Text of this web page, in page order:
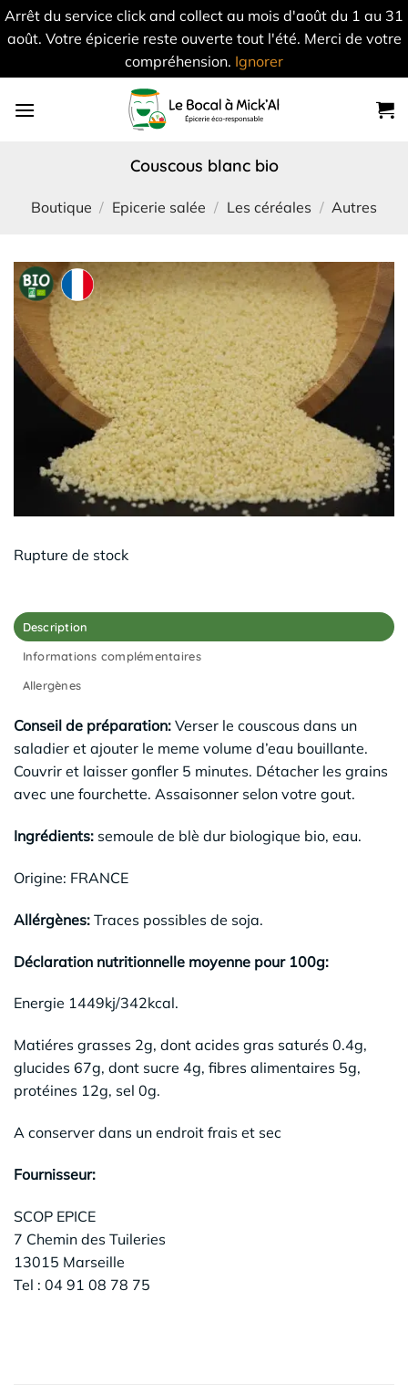
Arrêt du service click and collect au mois d'août du 1 au 31
août. Votre épicerie reste ouverte tout l'été. Merci de votre
compréhension. Ignorer
couscous blanc bio
Boutique / Epicerie salée / Les céréales / Autres
Rupture de stock
Description
Informations complémentaires
Allergènes
Conseil de préparation: Verser le couscous dans un
saladier et ajouter le meme volume d’eau bouillante.
Couvrir et laisser gonfler 5 minutes. Détacher les grains
avec une fourchette. Assaisonner selon votre gout.
Ingrédients: semoule de blè dur biologique bio, eau.
Origine: FRANCE
Allérgènes: Traces possibles de soja.
Déclaration nutritionnelle moyenne pour 100g:
Energie 1449kj/342kcal.
Matiéres grasses 2g, dont acides gras saturés 0.4g,
glucides 67g, dont sucre 4g, fibres alimentaires 5g,
protéines 12g, sel 0g.
A conserver dans un endroit frais et sec
Fournisseur:
SCOP EPICE
7 Chemin des Tuileries
13015 Marseille
Tel : 04 91 08 78 75